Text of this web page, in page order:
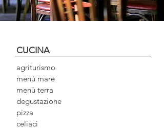
CUCINA
agriturismo
menù mare
menù terra
degustazione
pizza
celiaci